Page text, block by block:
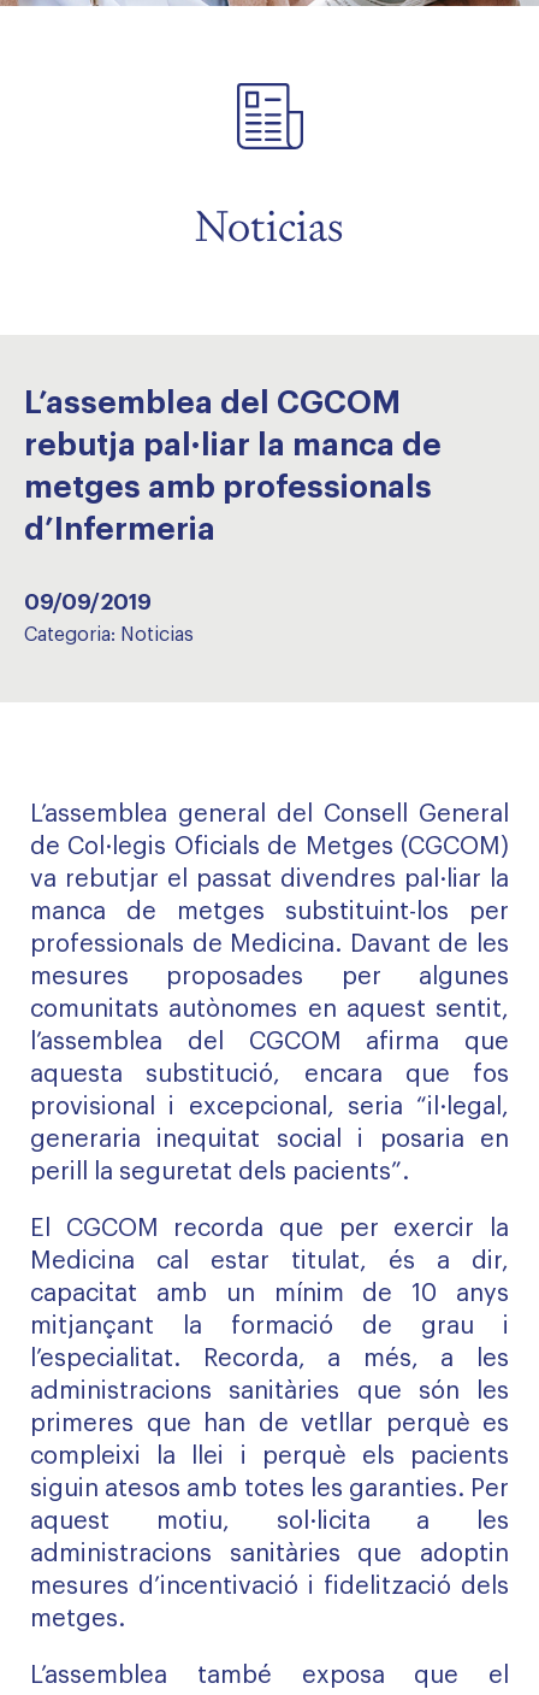
Noticias
L’assemblea del CGCOM
rebutja pal·liar la manca de
metges amb professionals
d’Infermeria
09/09/2019
Categoria: Noticias
L’assemblea general del Consell General
de Col·legis Oficials de Metges (CGCOM)
va rebutjar el passat divendres pal·liar la
manca de metges substituint-los per
professionals de Medicina. Davant de les
mesures proposades per algunes
comunitats autònomes en aquest sentit,
l’assemblea del CGCOM afirma que
aquesta substitució, encara que fos
provisional i excepcional, seria “il·legal,
generaria inequitat social i posaria en
perill la seguretat dels pacients”.
El CGCOM recorda que per exercir la
Medicina cal estar titulat, és a dir,
capacitat amb un mínim de 10 anys
mitjançant la formació de grau i
l’especialitat. Recorda, a més, a les
administracions sanitàries que són les
primeres que han de vetllar perquè es
compleixi la llei i perquè els pacients
siguin atesos amb totes les garanties. Per
aquest motiu, sol·licita a les
administracions sanitàries que adoptin
mesures d’incentivació i fidelització dels
metges.
L’assemblea també exposa que el